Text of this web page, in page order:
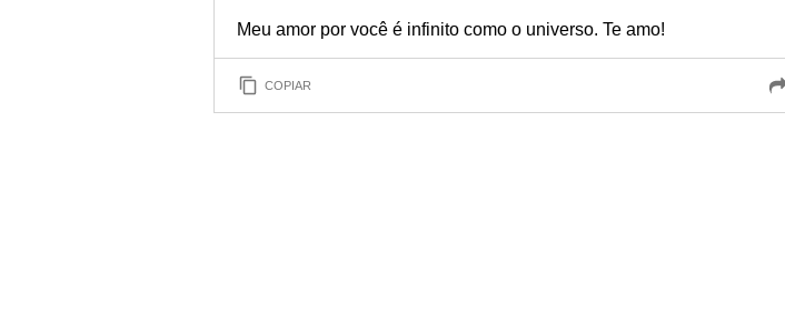
Meu amor por você é infinito como o universo. Te amo!
COPIAR